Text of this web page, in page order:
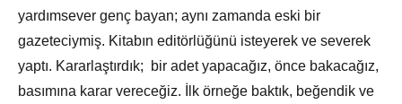
yardımsever genç bayan; aynı zamanda eski bir
gazeteciymiş. Kitabın editörlüğünü isteyerek ve severek
yaptı. Kararlaştırdık; bir adet yapacağız, önce bakacağız,
basımına karar vereceğiz. İlk örneğe baktık, beğendik ve